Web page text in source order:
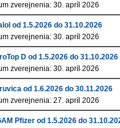
zverejnenia: 30. apríl 2026
od 1.5.2026 do 31.10.2026
zverejnenia: 30. apríl 2026
D od 1.5.2026 do 31.10.2026
zverejnenia: 30. apríl 2026
od 1.6.2026 do 30.11.2026
zverejnenia: 27. apríl 2026
Pfizer od 1.5.2026 do